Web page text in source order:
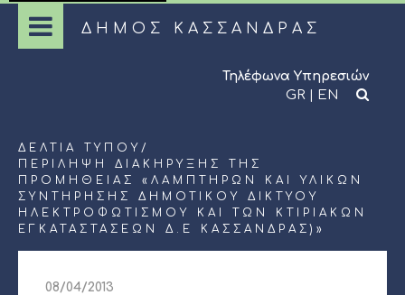
ΔΗΜΟΣ ΚΑΣΣΑΝΔΡΑΣ
Τηλέφωνα Υπηρεσιών
GR | EN
ΔΕΛΤΊΑ ΤΎΠΟΥ /
ΠΕΡΙΛΗΨΗ ΔΙΑΚΗΡΥΞΗΣ ΤΗΣ
ΠΡΟΜΉΘΕΙΑΣ «ΛΑΜΠΤΗΡΩΝ ΚΑΙ ΥΛΙΚΩΝ
ΣΥΝΤΗΡΗΣΗΣ ΔΗΜΟΤΙΚΟΥ ΔΙΚΤΥΟΥ
ΗΛΕΚΤΡΟΦΩΤΙΣΜΟΥ ΚΑΙ ΤΩΝ ΚΤΙΡΙΑΚΩΝ
ΕΓΚΑΤΑΣΤΑΣΕΩΝ Δ.Ε ΚΑΣΣΑΝΔΡΑΣ)»
08/04/2013